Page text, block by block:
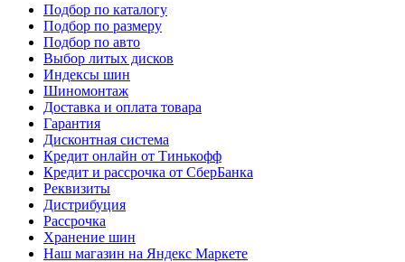
Подбор по каталогу
Подбор по размеру
Подбор по авто
Выбор литых дисков
Индексы шин
Шиномонтаж
Доставка и оплата товара
Гарантия
Дисконтная система
Кредит онлайн от Тинькофф
Кредит и рассрочка от СберБанка
Реквизиты
Дистрибуция
Рассрочка
Хранение шин
Наш магазин на Яндекс Маркете